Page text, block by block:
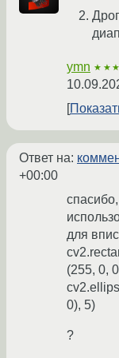
ymn
Ответ на:
+00:00
для
(255, 0,
0), 5)
?